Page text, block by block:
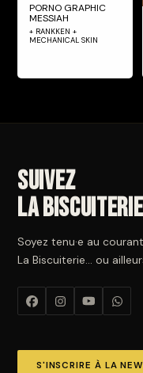
PORNO GRAPHIC
MESSIAH
+ RANKKEN +
MECHANICAL SKIN
Suivez
La Biscuiterie
Soyez tenu·e au
La Biscuiterie… ou
S'INSCRIRE À LA